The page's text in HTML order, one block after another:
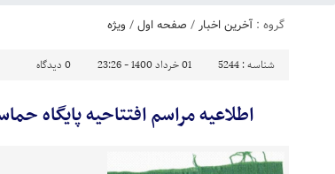
گروه : آخرین اخبار / صفحه اول/ ویژه
شناسه : 5244 01 خرداد 1400 - 23:26 0 دیدگاه
اطلاعیه مراسم افتتاحیه پایگاه حماسه ۲۷ در سالروز آزادی